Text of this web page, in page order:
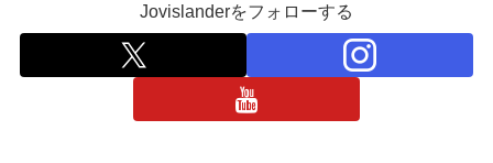
Jovislanderをフォローする